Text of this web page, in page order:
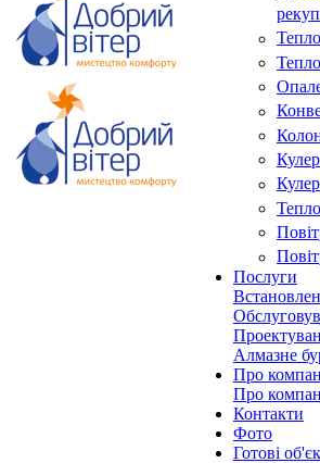
Послуги
Алмазне
Про
Про
Контакти
Фото
Готові